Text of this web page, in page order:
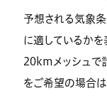
予想される気象
に適しているか
20kmメッシュで
をご希望の場合は